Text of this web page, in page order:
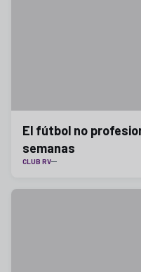
El fútbol no
semanas
CLUB RV